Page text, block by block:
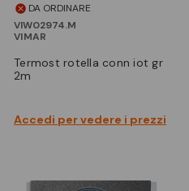
DA ORDINARE
VIW02974.M
VIMAR
termost rotella conn iot gr
2m
Accedi per vedere i prezzi